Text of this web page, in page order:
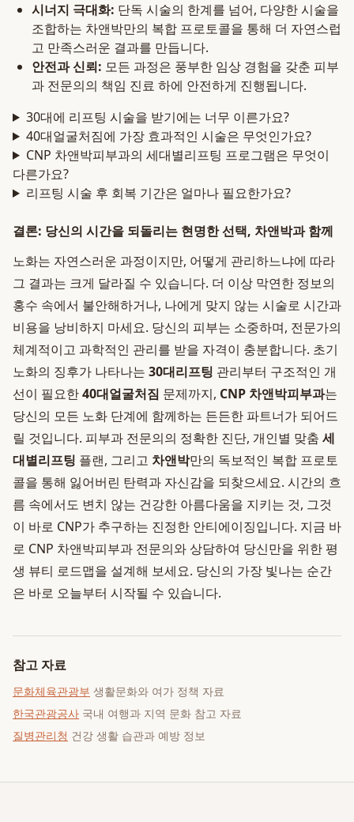
시너지 극대화: 단독 시술의 한계를 넘어, 다양한 시술을
조합하는 차앤박만의 복합 프로토콜을 통해 더 자연스럽
고 만족스러운 결과를 만듭니다.
안전과 신뢰: 모든 과정은 풍부한 임상 경험을 갖춘 피부
과 전문의의 책임 진료 하에 안전하게 진행됩니다.
30대에 리프팅 시술을 받기에는 너무 이른가요?
40대얼굴처짐에 가장 효과적인 시술은 무엇인가요?
CNP 차앤박피부과의 세대별리프팅 프로그램은 무엇이
다른가요?
리프팅 시술 후 회복 기간은 얼마나 필요한가요?
결론: 당신의 시간을 되돌리는 현명한 선택, 차앤박과 함께
노화는 자연스러운 과정이지만, 어떻게 관리하느냐에 따라
그 결과는 크게 달라질 수 있습니다. 더 이상 막연한 정보의
홍수 속에서 불안해하거나, 나에게 맞지 않는 시술로 시간과
비용을 낭비하지 마세요. 당신의 피부는 소중하며, 전문가의
체계적이고 과학적인 관리를 받을 자격이 충분합니다. 초기
노화의 징후가 나타나는 30대리프팅 관리부터 구조적인 개
선이 필요한40대얼굴처짐 문제까지, CNP 차앤박피부과는
당신의 모든 노화 단계에 함께하는 든든한 파트너가 되어드
릴 것입니다. 피부과 전문의의 정확한 진단, 개인별 맞춤 세
대별리프팅 플랜, 그리고 차앤박만의 독보적인 복합 프로토
콜을 통해 잃어버린 탄력과 자신감을 되찾으세요. 시간의 흐
름 속에서도 변치 않는 건강한 아름다움을 지키는 것, 그것
이 바로 CNP가 추구하는 진정한 안티에이징입니다. 지금 바
로 CNP 차앤박피부과 전문의와 상담하여 당신만을 위한 평
생 뷰티 로드맵을 설계해 보세요. 당신의 가장 빛나는 순간
은 바로 오늘부터 시작될 수 있습니다.
참고 자료
문화체육관광부 생활문화와 여가 정책 자료
한국관광공사 국내 여행과 지역 문화 참고 자료
질병관리청 건강 생활 습관과 예방 정보